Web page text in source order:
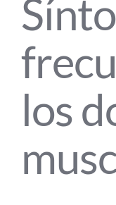
los